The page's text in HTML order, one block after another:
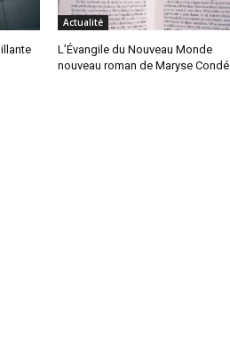
Actualité
L’Évangile du Nouveau Monde
nouveau roman de Maryse Condé